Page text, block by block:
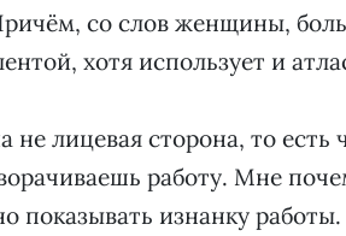
со слов женщины,
хотя использует и
не лицевая сторона, то есть
работу. Мне
показывать изнанку